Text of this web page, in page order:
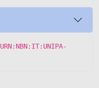
URN:NBN:IT:UNIPA-